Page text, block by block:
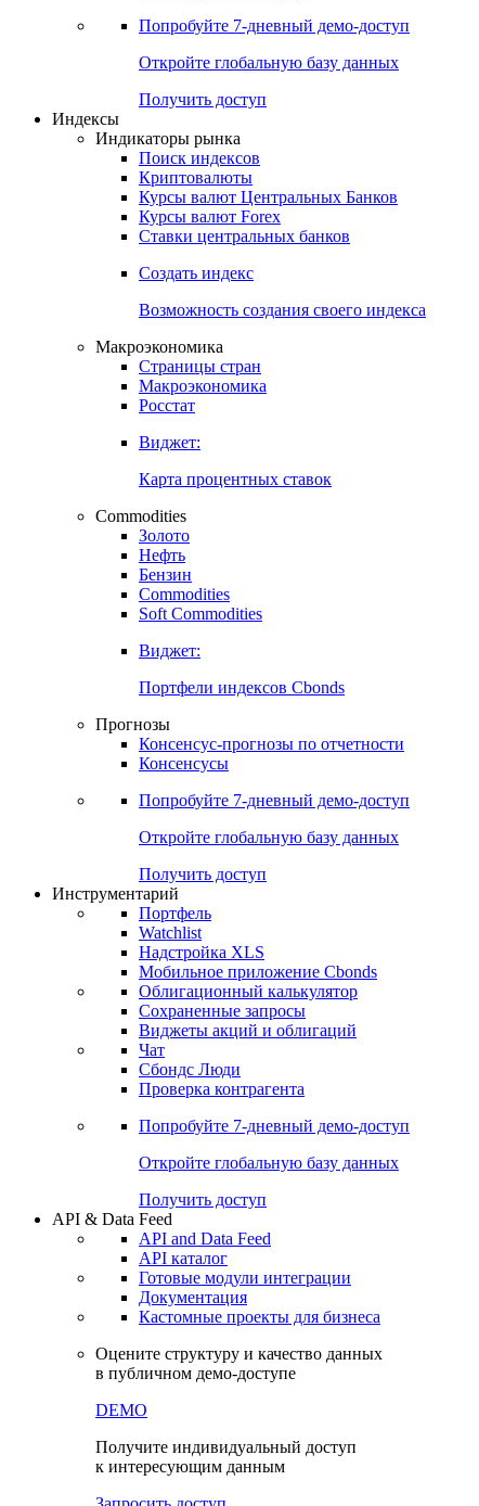
Попробуйте 7-дневный демо-доступ
Откройте глобальную базу данных
Получить доступ
Индексы
Индикаторы рынка
Поиск индексов
Криптовалюты
Курсы валют Центральных Банков
Курсы валют Forex
Ставки центральных банков
Создать индекс
Возможность создания своего индекса
Макроэкономика
Страницы стран
Макроэкономика
Росстат
Виджет:
Карта процентных ставок
Commodities
Золото
Нефть
Бензин
Commodities
Soft Commodities
Виджет:
Портфели индексов Cbonds
Прогнозы
Консенсус-прогнозы по отчетности
Консенсусы
Попробуйте 7-дневный демо-доступ
Откройте глобальную базу данных
Получить доступ
Инструментарий
Портфель
Watchlist
Надстройка XLS
Мобильное приложение Cbonds
Облигационный калькулятор
Сохраненные запросы
Виджеты акций и облигаций
Чат
Сбондс Люди
Проверка контрагента
Попробуйте 7-дневный демо-доступ
Откройте глобальную базу данных
Получить доступ
API & Data Feed
API and Data Feed
API каталог
Готовые модули интеграции
Документация
Кастомные проекты для бизнеса
Оцените структуру и качество данных
в публичном демо-доступе
DEMO
Получите индивидуальный доступ
к интересующим данным